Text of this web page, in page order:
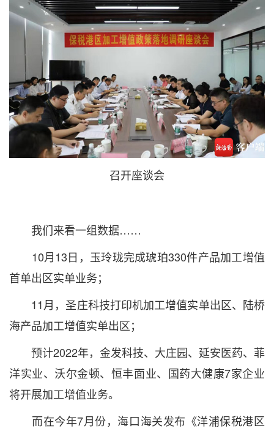
召开座谈会
我们来看一组数据……
10月13日，玉玲珑完成琥珀330件产品加工增值
首单出区实单业务；
11月，圣庄科技打印机加工增值实单出区、陆桥
海产品加工增值实单出区；
预计2022年，金发科技、大庄园、延安医药、菲
洋实业、沃尔金顿、恒丰面业、国药大健康7家企业
将开展加工增值业务。
而在今年7月份，海口海关发布《洋浦保税港区